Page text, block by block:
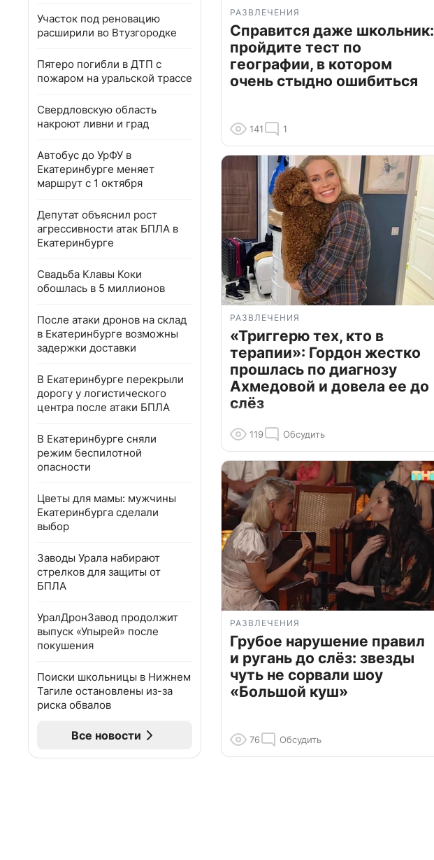
Участок под реновацию
расширили во Втузгородке
Пятеро погибли в ДТП с
пожаром на уральской трассе
Свердловскую область
накроют ливни и град
Автобус до УрФУ в
Екатеринбурге меняет
маршрут с 1 октября
Депутат объяснил рост
агрессивности атак БПЛА в
Екатеринбурге
Свадьба Клавы Коки
обошлась в 5 миллионов
После атаки дронов на склад
в Екатеринбурге возможны
задержки доставки
В Екатеринбурге перекрыли
дорогу у логистического
центра после атаки БПЛА
В Екатеринбурге сняли
режим беспилотной
опасности
Цветы для мамы: мужчины
Екатеринбурга сделали
выбор
Заводы Урала набирают
стрелков для защиты от
БПЛА
УралДронЗавод продолжит
выпуск «Упырей» после
покушения
Поиски школьницы в Нижнем
Тагиле остановлены из-за
риска обвалов
Все новости
РАЗВЛЕЧЕНИЯ
Справится даже школьник:
пройдите тест по
географии, в котором
очень стыдно ошибиться
141 1
РАЗВЛЕЧЕНИЯ
«Триггерю тех, кто в
терапии»: Гордон жестко
прошлась по диагнозу
Ахмедовой и довела ее до
слёз
119 Обсудить
РАЗВЛЕЧЕНИЯ
Грубое нарушение правил
и ругань до слёз: звезды
чуть не сорвали шоу
«Большой куш»
76 Обсудить